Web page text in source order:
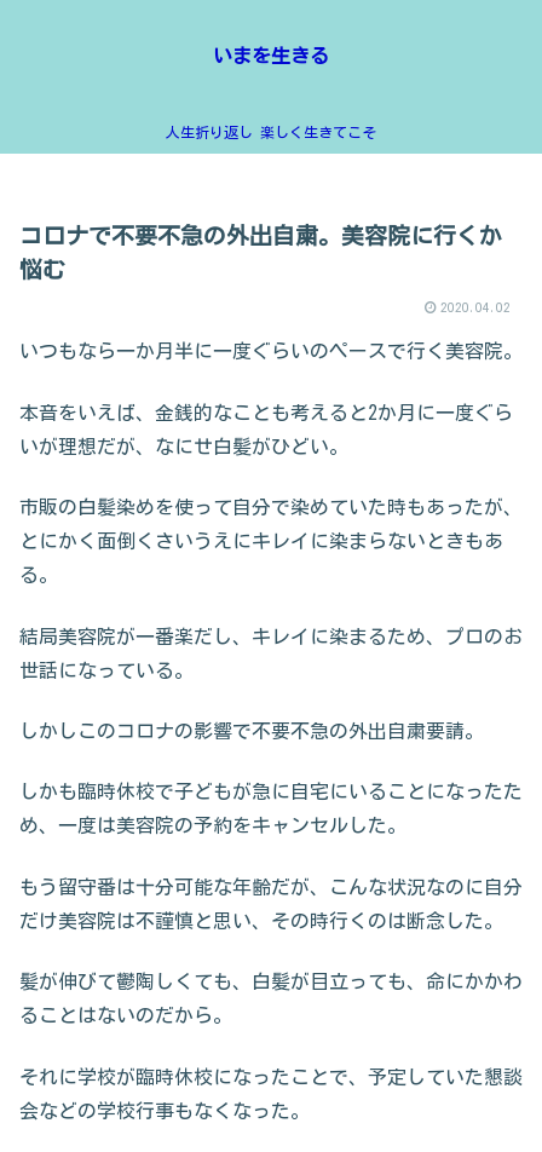
いまを生きる
人生折り返し 楽しく生きてこそ
コロナで不要不急の外出自粛。美容院に行くか
悩む
2020.04.02
いつもなら一か月半に一度ぐらいのペースで行く美容院。
本音をいえば、金銭的なことも考えると2か月に一度ぐら
いが理想だが、なにせ白髪がひどい。
市販の白髪染めを使って自分で染めていた時もあったが、
とにかく面倒くさいうえにキレイに染まらないときもあ
る。
結局美容院が一番楽だし、キレイに染まるため、プロのお
世話になっている。
しかしこのコロナの影響で不要不急の外出自粛要請。
しかも臨時休校で子どもが急に自宅にいることになったた
め、一度は美容院の予約をキャンセルした。
もう留守番は十分可能な年齢だが、こんな状況なのに自分
だけ美容院は不謹慎と思い、その時行くのは断念した。
髪が伸びて鬱陶しくても、白髪が目立っても、命にかかわ
ることはないのだから。
それに学校が臨時休校になったことで、予定していた懇談
会などの学校行事もなくなった。